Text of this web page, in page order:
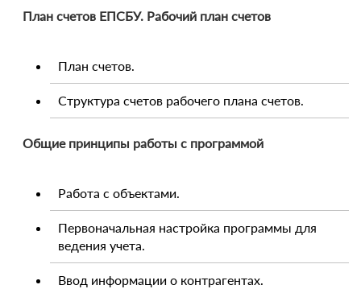
План счетов ЕПСБУ. Рабочий план счетов
План счетов.
Структура счетов рабочего плана счетов.
Общие принципы работы с программой
Работа с объектами.
Первоначальная настройка программы для
ведения учета.
Ввод информации о контрагентах.